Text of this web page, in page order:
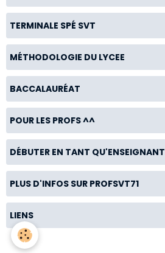
TERMINALE SPÉ SVT
MÉTHODOLOGIE DU LYCEE
BACCALAURÉAT
POUR LES PROFS ^^
DÉBUTER EN TANT QU'ENSEIGNANT
PLUS D'INFOS SUR PROFSVT71
LIENS